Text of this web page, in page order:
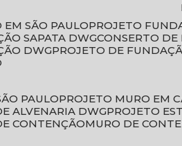
EM SÃO PAULO
PROJETO
SAPATA DWG CONSERTO
DWG
PROJETO DE
PAULO
PROJETO MURO EM
ALVENARIA DWG
PROJETO
CONTENÇÃO
MURO DE